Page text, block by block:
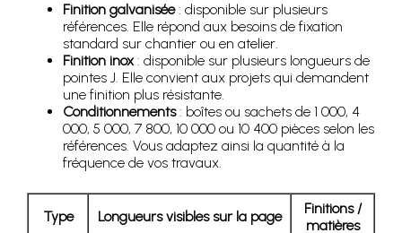
Finition galvanisée: disponible sur plusieurs
références. Elle répond aux besoins de fixation
standard sur chantier ou en atelier.
Finition inox: disponible sur plusieurs longueurs de
pointes J. Elle convient aux projets qui demandent
une finition plus résistante.
Conditionnements: boîtes ou sachets de 1 000, 4
000, 5 000, 7 800, 10 000 ou 10 400 pièces selon les
références. Vous adaptez ainsi la quantité à la
fréquence de vos travaux.
Type Longueurs visibles sur la page
Finitions /
matières